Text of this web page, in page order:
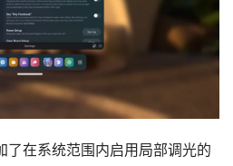
在系统范围内启用局部调光的